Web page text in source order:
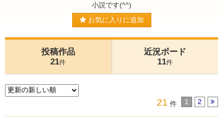
小説です(^^)
お気に入りに追加
投稿作品
21件
近況ボード
11件
21 件 1 2